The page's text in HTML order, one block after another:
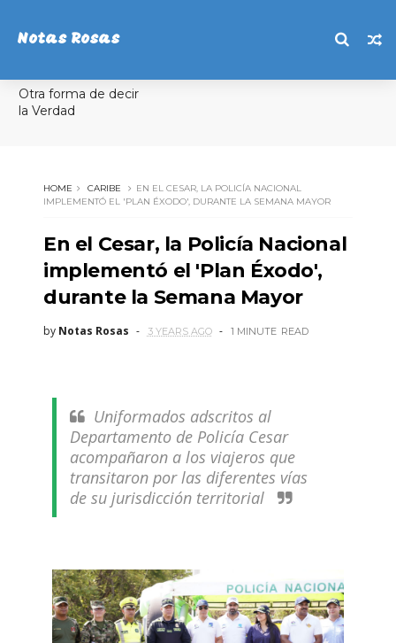
Notas Rosas
Otra forma de decir
la Verdad
HOME CARIBE
EN EL CESAR, LA POLICÍA NACIONAL
IMPLEMENTÓ EL 'PLAN ÉXODO', DURANTE LA SEMANA MAYOR
En el Cesar, la Policía Nacional
implementó el 'Plan Éxodo',
durante la Semana Mayor
by Notas Rosas 3 YEARS AGO 1 MINUTE READ
Uniformados adscritos al
Departamento de Policía Cesar
acompañaron a los viajeros que
transitaron por las diferentes vías
de su jurisdicción territorial